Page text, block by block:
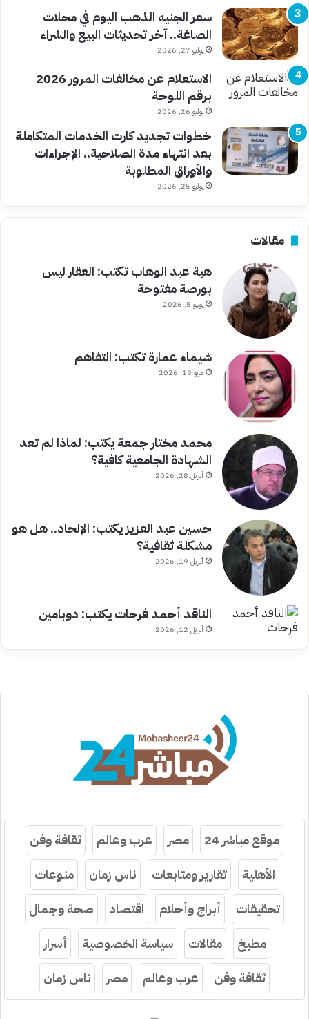
سعر الجنيه الذهب اليوم في محلات
الصاغة.. آخر تحديثات البيع والشراء
يوليو 27, 2026
الاستعلام عن مخالفات المرور 2026
برقم اللوحة
يوليو 26, 2026
خطوات تجديد كارت الخدمات المتكاملة
بعد انتهاء مدة الصلاحية.. الإجراءات
والأوراق المطلوبة
يوليو 25, 2026
مقالات
هبة عبد الوهاب تكتب: العقار ليس
بورصة مفتوحة
يونيو 5, 2026
شيماء عمارة تكتب: التفاهم
مايو 19, 2026
محمد مختار جمعة يكتب: لماذا لم تعد
الشهادة الجامعية كافية؟
أبريل 28, 2026
حسين عبد العزيز يكتب: الإلحاد.. هل هو
مشكلة ثقافية؟
أبريل 19, 2026
الناقد أحمد فرحات يكتب: دوبامين
أبريل 12, 2026
موقع مباشر 24 مصر عرب وعالم
ثقافة وفن
الأهلية
تقارير ومتابعات ناس زمان
منوعات
تحقيقات
أبراج وأحلام اقتصاد
صحة وجمال
مطبخ
مقالات سياسة الخصوصية
أسرار
ثقافة وفن
عرب وعالم مصر ناس زمان